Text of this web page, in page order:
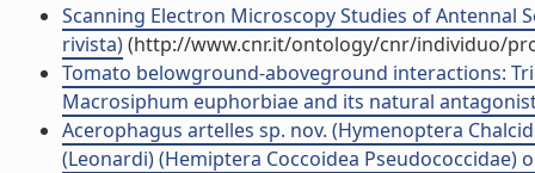
Scanning Electron Microscopy Studies of Antennal
rivista)(http://www.cnr.it/ontology/cnr/individuo/
Tomato belowground-aboveground interactions:
Macrosiphum euphorbiae and its natural
Acerophagus artelles sp. nov. (Hymenoptera
(Leonardi) (Hemiptera Coccoidea Pseudococcidae)